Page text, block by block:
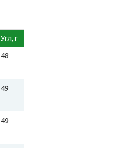
Угл, г
48
49
49